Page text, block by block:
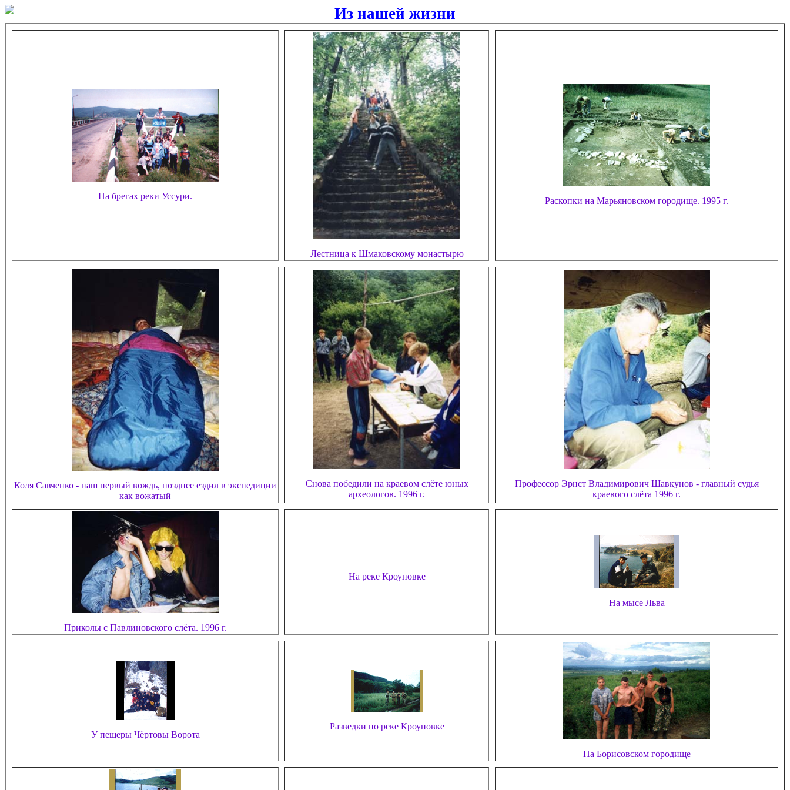
Из нашей жизни
На брегах реки Уссури.
Лестница к Шмаковскому монастырю
Раскопки на Марьяновском городище. 1995 г.
Коля Савченко - наш первый вождь, позднее ездил в экспедиции
как вожатый
Снова победили на краевом слёте юных
археологов. 1996 г.
Профессор Эрнст Владимирович Шавкунов - главный судья
краевого слёта 1996 г.
Приколы с Павлиновского слёта. 1996 г.
На реке Кроуновке
На мысе Льва
У пещеры Чёртовы Ворота
Разведки по реке Кроуновке
На Борисовском городище